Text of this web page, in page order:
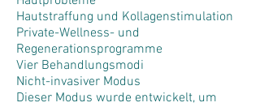
Hautstraffung und Kollagenstimulation
Private-Wellness- und
Regenerationsprogramme
Vier Behandlungsmodi
Nicht-invasiver Modus
Dieser Modus wurde entwickelt, um